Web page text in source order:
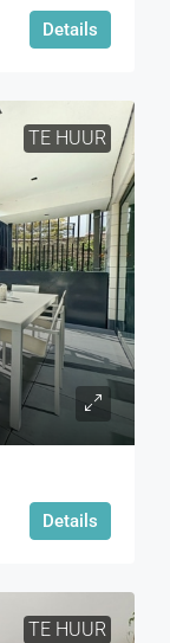
Details
TE HUUR
Details
TE HUUR